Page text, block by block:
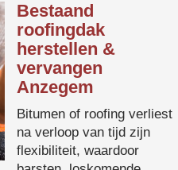
Bestaand
roofingdak
herstellen &
vervangen
Anzegem
Bitumen of roofing verliest
na verloop van tijd zijn
flexibiliteit, waardoor